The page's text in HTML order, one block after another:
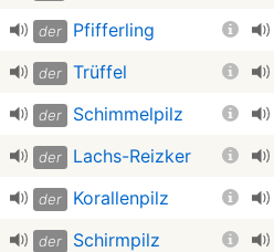
der Pfifferling
der Trüffel
der Schimmelpilz
der Lachs-Reizker
der Korallenpilz
der Schirmpilz